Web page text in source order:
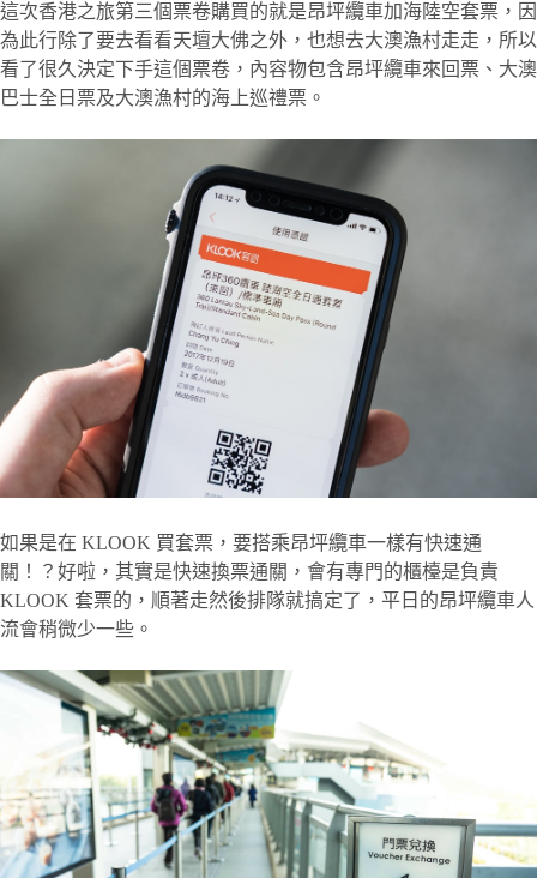
這次香港之旅第三個票卷購買的就是昂坪纜車加海陸空套票，因
為此行除了要去看看天壇大佛之外，也想去大澳漁村走走，所以
看了很久決定下手這個票卷，內容物包含昂坪纜車來回票、大澳
巴士全日票及大澳漁村的海上巡禮票。
如果是在 KLOOK 買套票，要搭乘昂坪纜車一樣有快速通
關！？好啦，其實是快速換票通關，會有專門的櫃檯是負責
KLOOK 套票的，順著走然後排隊就搞定了，平日的昂坪纜車人
流會稍微少一些。